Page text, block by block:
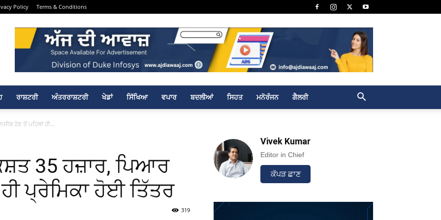
Policy Terms & Conditions
ਰਾਸ਼ਟਰੀ ਅੰਤਰਰਾਸ਼ਟਰੀ ਖੇਡਾਂ ਸਿੱਖਿਆ ਵਪਾਰ ਬਦਲੀਆਂ ਸਿਹਤ ਮਨੋਰੰਜਨ ਗੈਲਰੀ
ਹੋਣ ਤੋਂ ਪਹਿਲਾਂ ਹੀ...
35 ਹਜ਼ਾਰ, ਪਿਆਰ
ਪ੍ਰੇਮਿਕਾ ਹੋਈ ਤਿੱਤਰ
319
Vivek Kumar
Editor in Chief
ਕੱਪੜ ਛਾਣ